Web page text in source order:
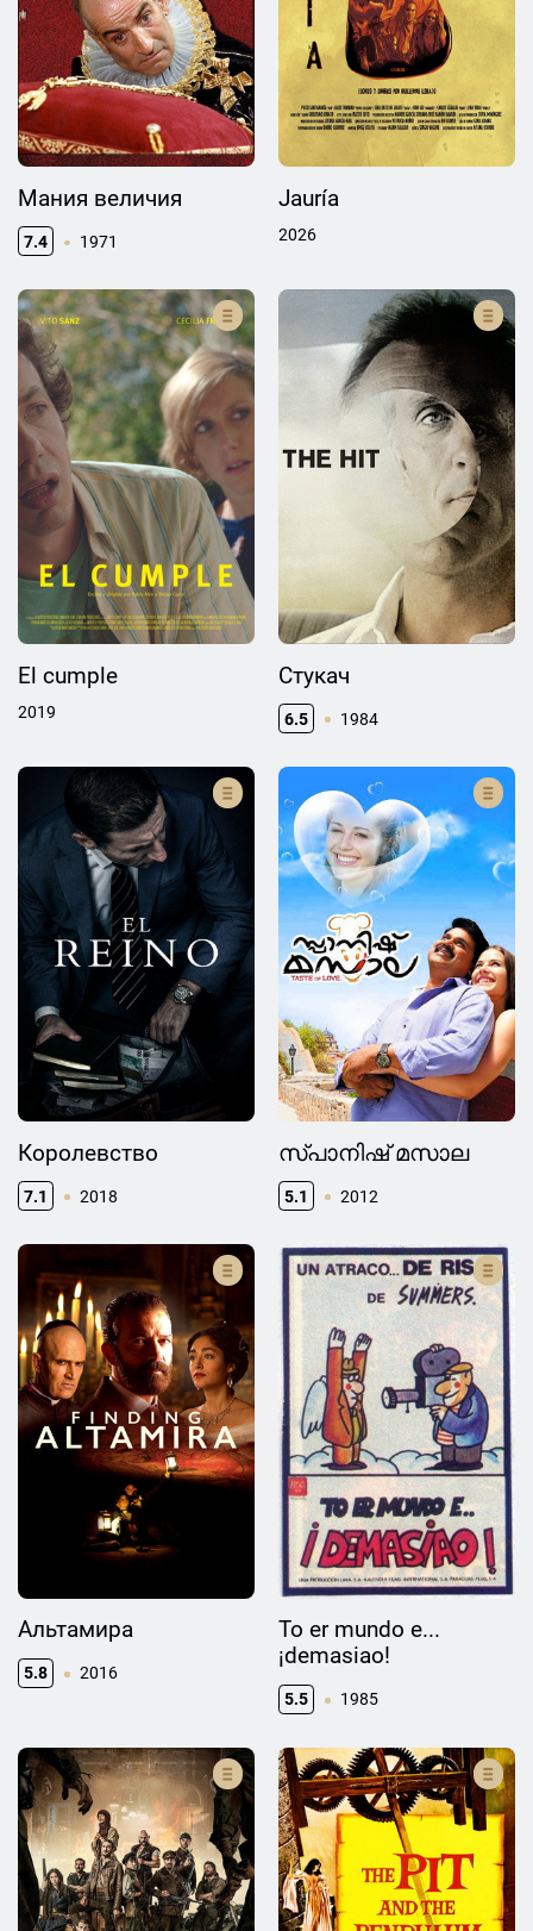
Мания величия
7.4 1971
Jauría
2026
El cumple
2019
Стукач
6.5 1984
Королевство
7.1 2018
സ്പാനിഷ് മസാല
5.1 2012
Альтамира
5.8 2016
To er mundo e...
¡demasiao!
5.5 1985